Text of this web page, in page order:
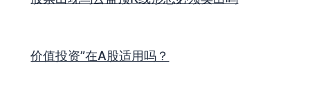
价值投资”在A股适用吗？